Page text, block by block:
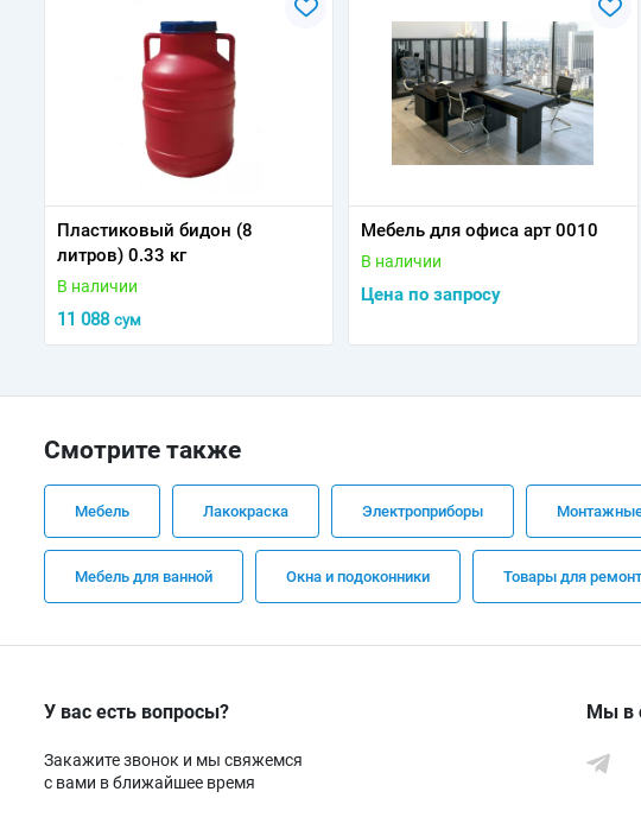
Пластиковый бидон (8
литров) 0.33 кг
В наличии
11 088 сум
Мебель для офиса арт 0010
В наличии
Цена по запросу
Смотрите также
Мебель Лакокраска Электроприборы
Мебель для ванной Окна и подоконники Товары для
У вас есть вопросы?
Закажите звонок и мы свяжемся
с вами в ближайшее время
Мы в